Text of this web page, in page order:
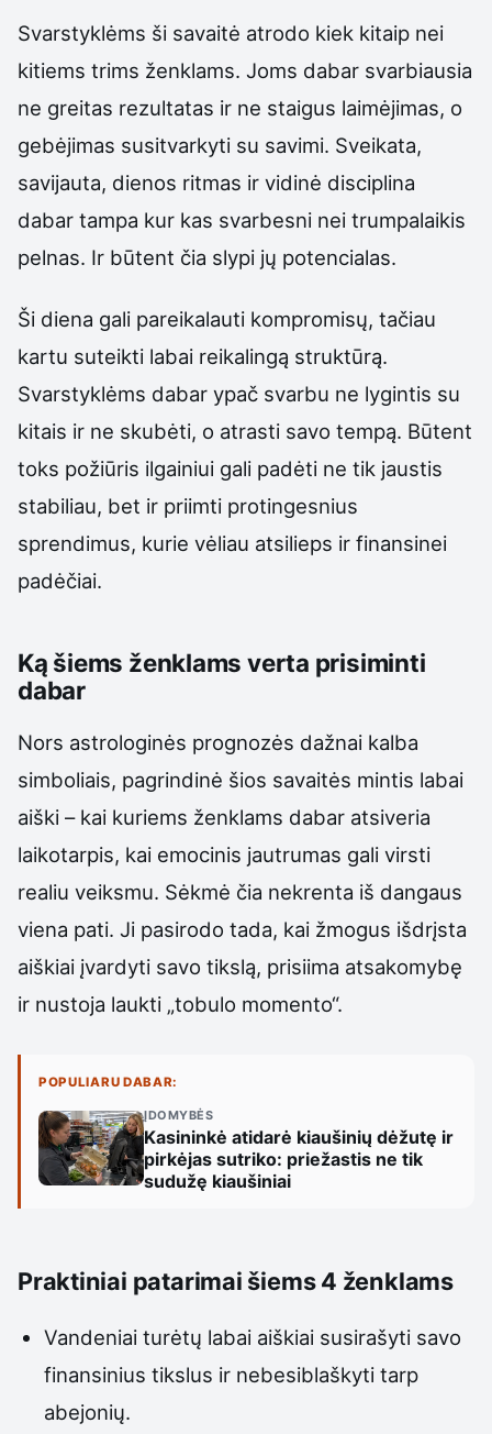
Svarstyklėms ši savaitė atrodo kiek kitaip nei
kitiems trims ženklams. Joms dabar svarbiausia
ne greitas rezultatas ir ne staigus laimėjimas, o
gebėjimas susitvarkyti su savimi. Sveikata,
savijauta, dienos ritmas ir vidinė disciplina
dabar tampa kur kas svarbesni nei trumpalaikis
pelnas. Ir būtent čia slypi jų potencialas.
Ši diena gali pareikalauti kompromisų, tačiau
kartu suteikti labai reikalingą struktūrą.
Svarstyklėms dabar ypač svarbu ne lygintis su
kitais ir ne skubėti, o atrasti savo tempą. Būtent
toks požiūris ilgainiui gali padėti ne tik jaustis
stabiliau, bet ir priimti protingesnius
sprendimus, kurie vėliau atsilieps ir finansinei
padėčiai.
Ką šiems ženklams verta prisiminti
dabar
Nors astrologinės prognozės dažnai kalba
simboliais, pagrindinė šios savaitės mintis labai
aiški – kai kuriems ženklams dabar atsiveria
laikotarpis, kai emocinis jautrumas gali virsti
realiu veiksmu. Sėkmė čia nekrenta iš dangaus
viena pati. Ji pasirodo tada, kai žmogus išdrįsta
aiškiai įvardyti savo tikslą, prisiima atsakomybę
ir nustoja laukti „tobulo momento“.
POPULIARU DABAR:
ĮDOMYBĖS
Kasininkė atidarė kiaušinių dėžutę ir
pirkėjas sutriko: priežastis ne tik
sudužę kiaušiniai
Praktiniai patarimai šiems 4 ženklams
Vandeniai turėtų labai aiškiai susirašyti savo
finansinius tikslus ir nebesiblaškyti tarp
abejonių.